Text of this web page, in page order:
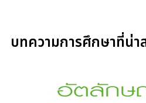
บทความการศึกษาที่น่า